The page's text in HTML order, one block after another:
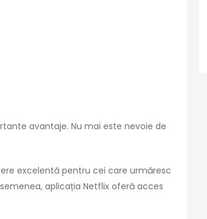
avantaje. Nu mai este nevoie de
excelentă pentru cei care urmăresc
aplicația Netflix oferă acces